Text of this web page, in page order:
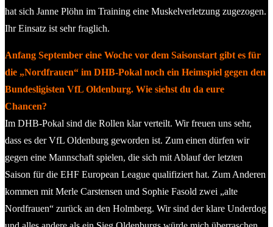
hat sich Janne Plöhn im Training eine Muskelverletzung zugezogen.
Ihr Einsatz ist sehr fraglich.
Anfang September eine Woche vor dem Saisonstart gibt es für
die „Nordfrauen“ im DHB-Pokal noch ein Heimspiel gegen den
Bundesligisten VfL Oldenburg. Wie siehst du da eure
Chancen?
Im DHB-Pokal sind die Rollen klar verteilt. Wir freuen uns sehr,
dass es der VfL Oldenburg geworden ist. Zum einen dürfen wir
gegen eine Mannschaft spielen, die sich mit Ablauf der letzten
Saison für die EHF European League qualifiziert hat. Zum Anderen
kommen mit Merle Carstensen und Sophie Fasold zwei „alte
Nordfrauen“ zurück an den Holmberg. Wir sind der klare Underdog